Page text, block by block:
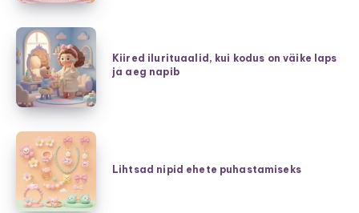
mugavus
ühes
burgund,
hubane
šikk
ning
pehmed
kudumid
Kiired
ilurituaalid,
kui
kodus
on
väike
laps
ja
aeg
Kiired ilurituaalid, kui kodus on väike laps
ja aeg napib
Lihtsad
nipid
ehete
puhastamiseks
Lihtsad nipid ehete puhastamiseks